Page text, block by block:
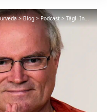
>Blog>Podcast>Tägl. Inspiration